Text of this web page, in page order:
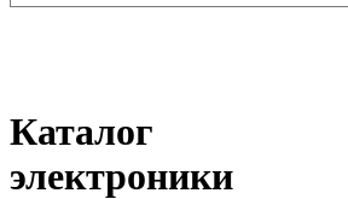
Каталог
электроники